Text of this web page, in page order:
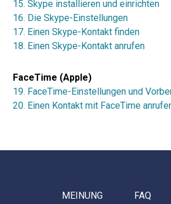
15. Skype installieren und einrichten
16. Die Skype-Einstellungen
17. Einen Skype-Kontakt finden
18. Einen Skype-Kontakt anrufen
FaceTime (Apple)
19. FaceTime-Einstellungen und
20. Einen Kontakt mit FaceTime
MEINUNG FAQ